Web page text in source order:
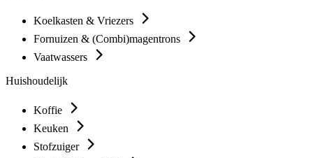
Koelkasten & Vriezers
Fornuizen & (Combi)magentrons
Vaatwassers
Huishoudelijk
Koffie
Keuken
Stofzuiger